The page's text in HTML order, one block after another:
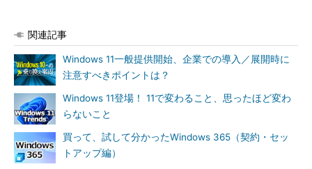
関連記事
Windows 11一般提供開始、企業での導入／展開時に
注意すべきポイントは？
Windows 11登場！ 11で変わること、思ったほど変わ
らないこと
買って、試して分かったWindows 365（契約・セッ
トアップ編）